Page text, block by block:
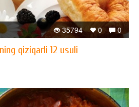
0
0
35794
qiziqarli 12 usuli